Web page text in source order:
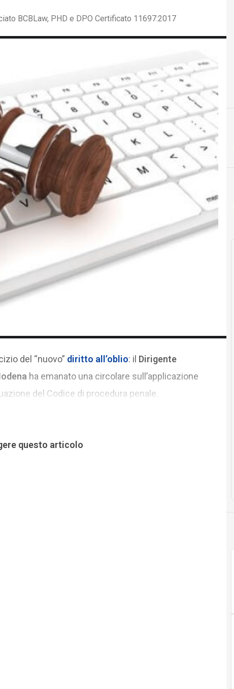
BCBLaw, PHD e DPO Certificato 11697:2017
del “nuovo” diritto all’oblio: il Dirigente
ha emanato una circolare sull’applicazione
del Codice di procedura penale.
questo articolo